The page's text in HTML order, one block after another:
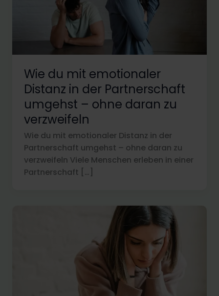
Wie du mit emotionaler
Distanz in der Partnerschaft
umgehst – ohne daran zu
verzweifeln
Wie du mit emotionaler Distanz in der
Partnerschaft umgehst – ohne daran zu
verzweifeln Viele Menschen erleben in einer
Partnerschaft […]